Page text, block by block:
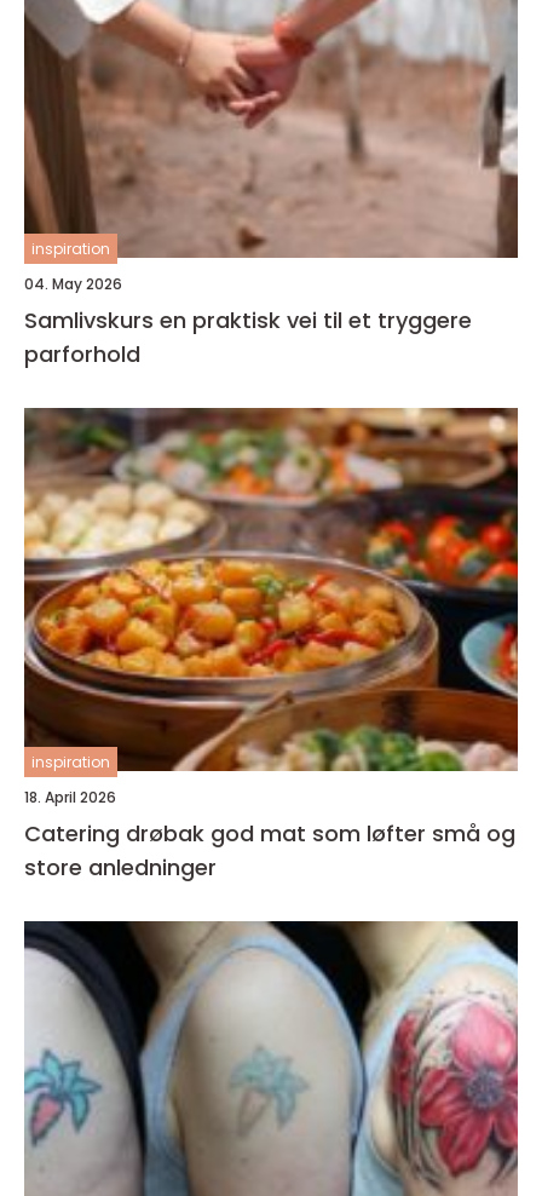
inspiration
04. May 2026
Samlivskurs en praktisk vei til et tryggere
parforhold
inspiration
18. April 2026
Catering drøbak god mat som løfter små og
store anledninger